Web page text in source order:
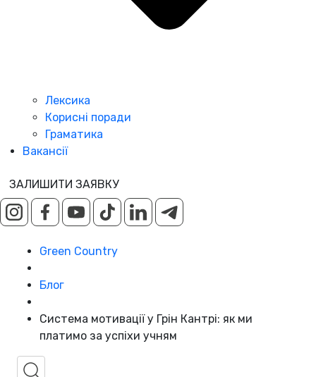
Лексика
Корисні поради
Граматика
Вакансії
ЗАЛИШИТИ ЗАЯВКУ
Green Country
Блог
Система мотивації у Грін Кантрі: як ми
платимо за успіхи учням